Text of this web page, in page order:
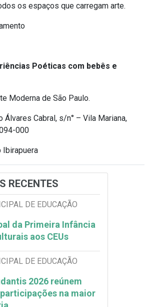
os espaços que carregam arte.
Poéticas com bebês e
Moderna de São Paulo.
Álvares Cabral, s/n° – Vila Mariana,
000
Ibirapuera
RECENTES
DE EDUCAÇÃO
da Primeira Infância
aos CEUs
DE EDUCAÇÃO
2026 reúnem
na maior